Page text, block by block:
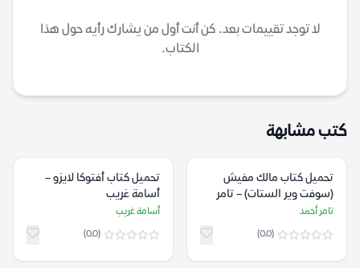
لا توجد تقييمات بعد. كن أنت أول من يشارك رأيه حول هذا
الكتاب.
كتب مشابهة
تحميل كتاب مالك مفيش
(سوفت وير الستات) – تامر
أحمد
تامر أحمد
(0.0)
تحميل كتاب أفتوكا لايزو –
أسامة غريب
أسامة غريب
(0.0)